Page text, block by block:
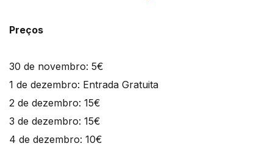
Preços
30 de novembro: 5€
1 de dezembro: Entrada Gratuita
2 de dezembro: 15€
3 de dezembro: 15€
4 de dezembro: 10€